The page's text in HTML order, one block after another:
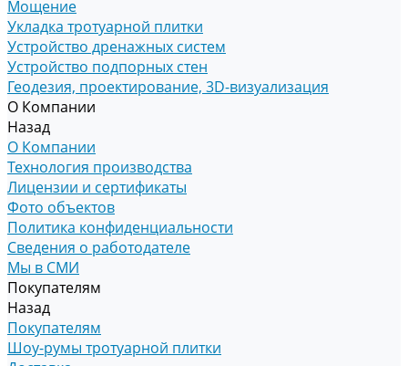
Мощение
Укладка тротуарной плитки
Устройство дренажных систем
Устройство подпорных стен
Геодезия, проектирование, 3D-визуализация
О Компании
Назад
О Компании
Технология производства
Лицензии и сертификаты
Фото объектов
Политика конфиденциальности
Сведения о работодателе
Мы в СМИ
Покупателям
Назад
Покупателям
Шоу-румы тротуарной плитки